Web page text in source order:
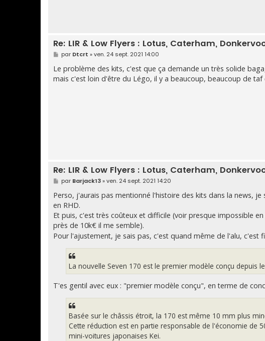
Re: LIR & Low Flyers : Lotus, Caterham,
M
e
s
s
a
par Dtcrt »ven. 24 sept. 2021 14:00
Le problème des kits, c'est que ça demande un très solide
mais c'est loin d'être du Légo, il y a beaucoup, beaucoup de taf
Re: LIR & Low Flyers : Lotus, Caterham,
M
e
s
s
a
g
e
par Barjack13»ven. 24 sept. 2021 14:20
Perso, j'aurais pas mentionné l'histoire des kits dans la news,
en RHD.
Et puis, c'est très coûteux et difficile (voir presque impossible
près de 10k€ il me semble).
Pour l'ajustement, je sais pas, c'est quand même de l'alu,
La nouvelle Seven 170 est le premier modèle conçu depuis
T'es gentil avec eux : "premier modèle conçu", en terme de
Basée sur le châssis étroit, la 170 est même 10 mm plus
Cette réduction est en partie responsable de l'économie de
mini-voitures japonaises Kei.